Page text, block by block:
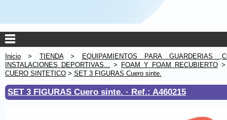
Inicio > TIENDA>
EQUIPAMIENTOS PARA GUARDERIAS
INSTALACIONES DEPORTIVAS... > FOAM Y FOAM RECUBIERTO
CUERO SINTETICO > SET 3 FIGURAS Cuero sinte.
SET 3 FIGURAS Cuero sinte. · Ref.: A460215